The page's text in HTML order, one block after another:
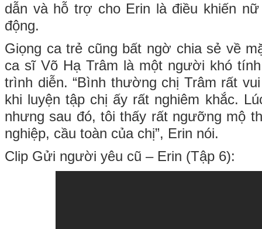
dẫn và hỗ trợ cho Erin là điều khiến
động.
Giọng ca trẻ cũng bất ngờ chia sẻ về
ca sĩ Võ Hạ Trâm là một người khó
trình diễn. “Bình thường chị Trâm rất
khi luyện tập chị ấy rất nghiêm khắc.
nhưng sau đó, tôi thấy rất ngưỡng mộ
nghiệp, cầu toàn của chị”, Erin nói.
Clip Gửi người yêu cũ – Erin (Tập 6):